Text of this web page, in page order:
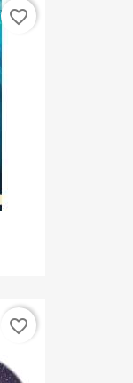
favorite_border
favorite_border